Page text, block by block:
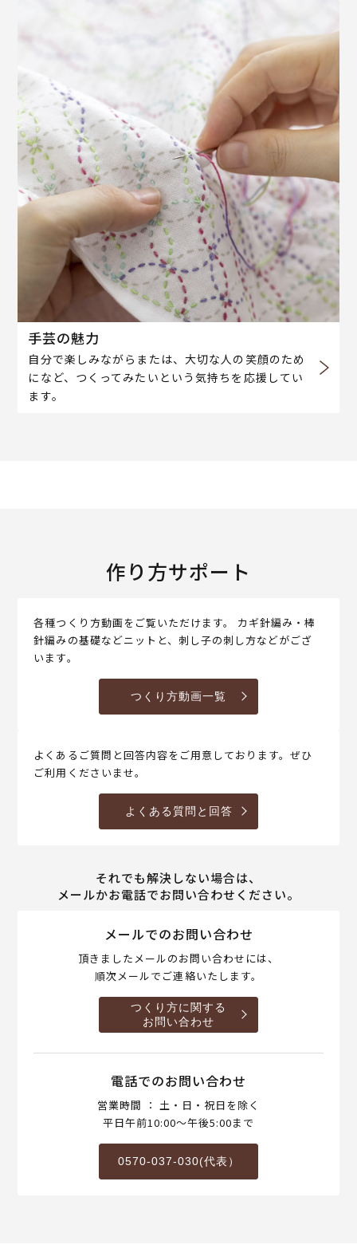
手芸の魅力
自分で楽しみながらまたは、大切な人の笑顔のため
になど、つくってみたいという気持ちを応援してい
ます。
作り方サポート
各種つくり方動画をご覧いただけます。 カギ針編み・棒
針編みの基礎などニットと、刺し子の刺し方などがござ
います。
つくり方動画一覧
よくあるご質問と回答内容をご用意しております。ぜひ
ご利用くださいませ。
よくある質問と回答
それでも解決しない場合は、
メールかお電話でお問い合わせください。
メールでのお問い合わせ
頂きましたメールのお問い合わせには、
順次メールでご連絡いたします。
つくり方に関する
お問い合わせ
電話でのお問い合わせ
営業時間 ： 土・日・祝日を除く
平日午前10:00～午後5:00まで
0570-037-030(代表）